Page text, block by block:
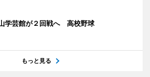
学芸館が２回戦へ 高校野球
もっと見る